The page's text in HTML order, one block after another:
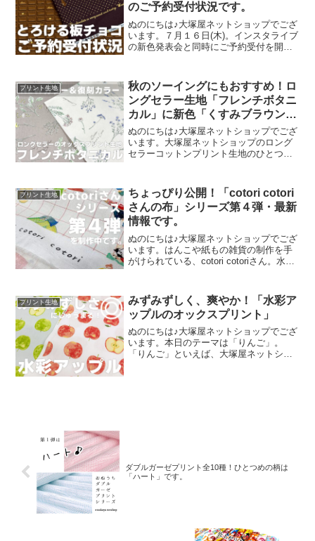
のご予約受付状況です。
ぬのにちは♪大塚屋ネットショップでござ
います。７月１６日(木)。インスタライブ
の新色発表会と同時にご予約受付を開始
ョン。「復刻カラー３色」と「新色３
色」の全６色にて展
プリント生地
秋のソーイングにもおすすめ！ロ
ングセラー生地「フレンチボタニ
カル」に新色「くすみブラウン」
が登場！
ぬのにちは♪大塚屋ネットショップでござ
います。大塚屋ネットショップのロング
セラーコットンプリント生地のひとつ
た「ペールピンク」の再販が、この度決
定いたしました。2026
プリント生地
ちょっぴり公開！「cotori cotori
さんの布」シリーズ第４弾・最新
情報です。
ぬのにちは♪大塚屋ネットショップでござ
います。はんこや紙もの雑貨の制作を手
がけられている、cotori cotoriさん。水彩
開されています。cotori cotori
プリント生地
みずみずしく、爽やか！「水彩ア
ップルのオックスプリント」
ぬのにちは♪大塚屋ネットショップでござ
います。本日のテーマは「りんご」。
「りんご」といえば、大塚屋ネットショ
ダブルガーゼプリント全10種！ひとつめの柄は
「ハート」です。